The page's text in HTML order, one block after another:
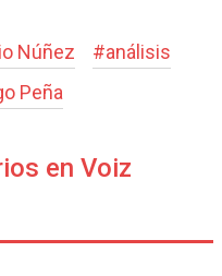
Núñez #análisis
Peña
en Voiz